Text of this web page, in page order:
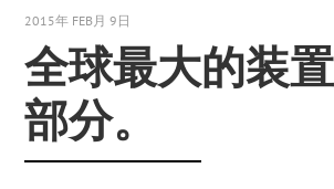
2015年 FEB月 9日
全球最大的装
部分。